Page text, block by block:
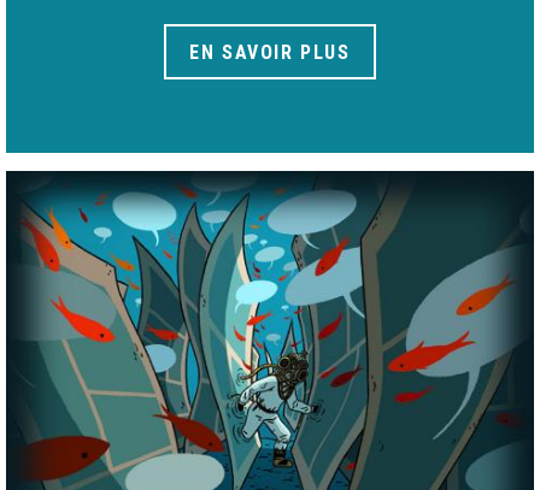
EN SAVOIR PLUS